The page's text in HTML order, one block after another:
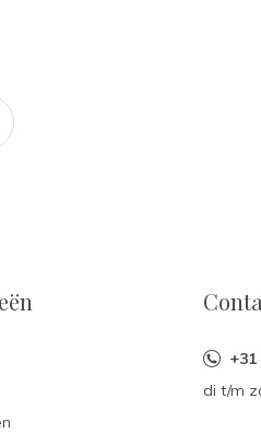
+31
di t/m